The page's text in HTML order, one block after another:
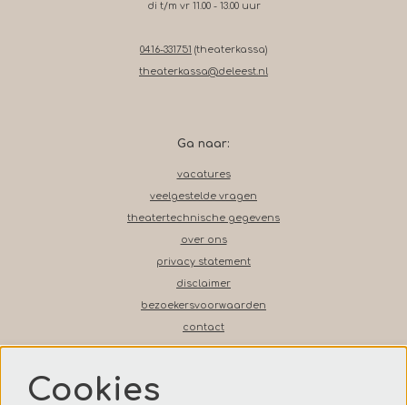
di t/m vr 11.00 - 13.00 uur
0416-331751 (theaterkassa)
theaterkassa@deleest.nl
Ga naar:
vacatures
veelgestelde vragen
theatertechnische gegevens
over ons
privacy statement
disclaimer
bezoekersvoorwaarden
contact
Volg ons op social media
Cookies